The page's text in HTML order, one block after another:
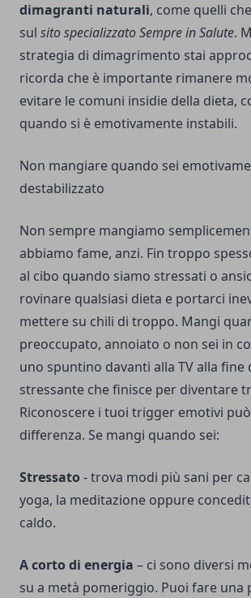
dimagranti naturali, come quelli
sul sito specializzato Sempre in Salute.
strategia di dimagrimento stai
ricorda che è importante rimanere
evitare le comuni insidie della dieta,
quando si è emotivamente instabili.
Non mangiare quando sei
destabilizzato
Non sempre mangiamo
abbiamo fame, anzi. Fin troppo
al cibo quando siamo stressati o
rovinare qualsiasi dieta e portarci
mettere su chili di troppo. Mangi
preoccupato, annoiato o non sei in
uno spuntino davanti alla TV alla fine
stressante che finisce per diventare
Riconoscere i tuoi trigger emotivi
differenza. Se mangi quando sei:
Stressato - trova modi più sani per
yoga, la meditazione oppure
caldo.
A corto di energia – ci sono diversi
su a metà pomeriggio. Puoi fare una